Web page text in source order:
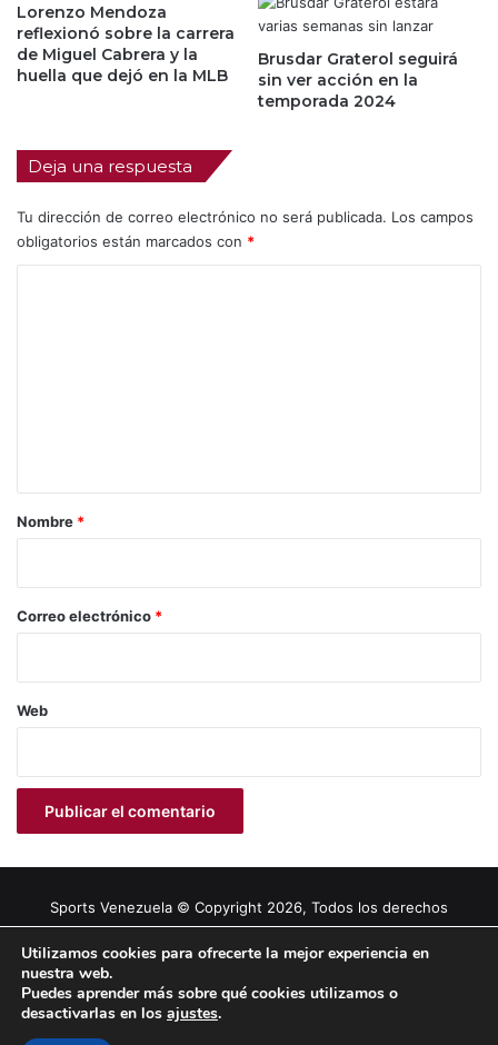
Lorenzo Mendoza
reflexionó sobre la carrera
de Miguel Cabrera y la
huella que dejó en la MLB
Brusdar Graterol seguirá
sin ver acción en la
temporada 2024
Deja una respuesta
Tu dirección de correo electrónico no será publicada. Los campos
obligatorios están marcados con *
r
*
Nombre *
Correo electrónico *
Web
Sports Venezuela © Copyright 2026, Todos los derechos
Facebook
X YouTubeInstagram
Utilizamos cookies para ofrecerte la mejor experiencia en
nuestra web.
Puedes aprender más sobre qué cookies utilizamos o
desactivarlas en los ajustes.